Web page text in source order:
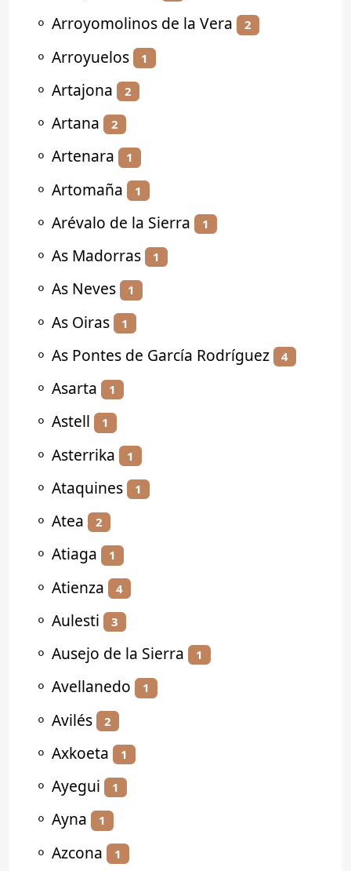
⚬ Arroyomolinos de la Vera 2
⚬ Arroyuelos 1
⚬ Artajona 2
⚬ Artana 2
⚬ Artenara 1
⚬ Artomaña 1
⚬ Arévalo de la Sierra 1
⚬ As Madorras 1
⚬ As Neves 1
⚬ As Oiras 1
⚬ As Pontes de García Rodríguez 4
⚬ Asarta 1
⚬ Astell 1
⚬ Asterrika 1
⚬ Ataquines 1
⚬ Atea 2
⚬ Atiaga 1
⚬ Atienza 4
⚬ Aulesti 3
⚬ Ausejo de la Sierra 1
⚬ Avellanedo 1
⚬ Avilés 2
⚬ Axkoeta 1
⚬ Ayegui 1
⚬ Ayna 1
⚬ Azcona 1